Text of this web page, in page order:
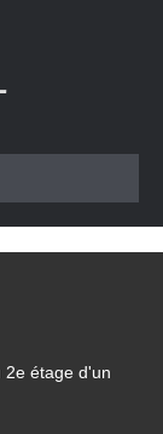
2e étage d'un